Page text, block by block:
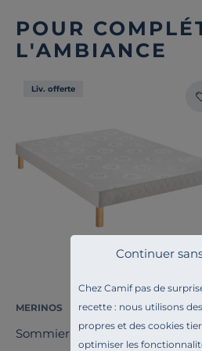
Chez Camif pas de
recette : nous utilisons
propres et des cookies
optimiser les
Continuer
POUR
L'AMBIANCE
Liv. offerte
MERINOS
Sommier tapissier 14 cm Twist